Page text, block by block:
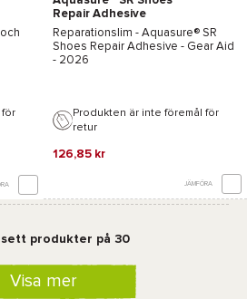
för
Repair Adhesive
Reparationslim - Aquasure® SR
Shoes Repair Adhesive - Gear Aid
- 2026
Produkten är inte föremål för
retur
126,85 kr
JÄMFÖRA
sett produkter på 30
Visa mer